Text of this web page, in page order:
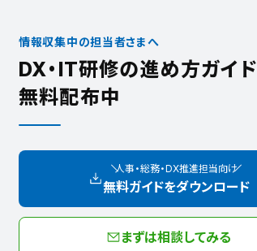
情報収集中の担当者さまへ
DX・IT研修の進め方ガイド
無料配布中
人事・総務・DX推進担当向け
無料ガイドをダウンロード
まずは相談してみる